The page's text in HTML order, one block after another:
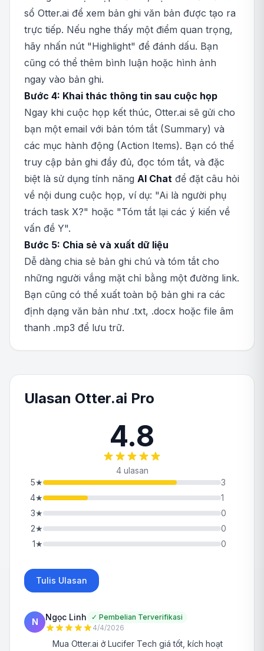
sổ Otter.ai để xem bản ghi văn bản được tạo ra
trực tiếp. Nếu nghe thấy một điểm quan trọng,
hãy nhấn nút "Highlight" để đánh dấu. Bạn
cũng có thể thêm bình luận hoặc hình ảnh
ngay vào bản ghi.
Bước 4: Khai thác thông tin sau cuộc họp
Ngay khi cuộc họp kết thúc, Otter.ai sẽ gửi cho
bạn một email với bản tóm tắt (Summary) và
các mục hành động (Action Items). Bạn có thể
truy cập bản ghi đầy đủ, đọc tóm tắt, và đặc
biệt là sử dụng tính năng AI Chat để đặt câu hỏi
về nội dung cuộc họp, ví dụ: "Ai là người phụ
trách task X?" hoặc "Tóm tắt lại các ý kiến về
vấn đề Y".
Bước 5: Chia sẻ và xuất dữ liệu
Dễ dàng chia sẻ bản ghi chú và tóm tắt cho
những người vắng mặt chỉ bằng một đường link.
Bạn cũng có thể xuất toàn bộ bản ghi ra các
định dạng văn bản như .txt, .docx hoặc file âm
thanh .mp3 để lưu trữ.
Ulasan Otter.ai Pro
4.8
4 ulasan
5★
3
4★
1
3★
0
2★
0
1★ 0
Tulis Ulasan
N Ngọc Linh ✓ Pembelian Terverifikasi
4/4/2026
Mua Otter.ai ở Lucifer Tech giá tốt, kích hoạt